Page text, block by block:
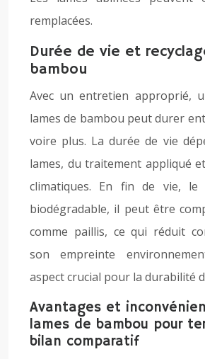
remplacées.
Durée de vie et
bambou
Avec un entretien approprié,
lames de bambou peut durer
voire plus. La durée de vie
lames, du traitement appliqué
climatiques. En fin de vie, le
biodégradable, il peut être
comme paillis, ce qui réduit
son empreinte
aspect crucial pour la durabilité
Avantages et
lames de bambou pour
bilan comparatif